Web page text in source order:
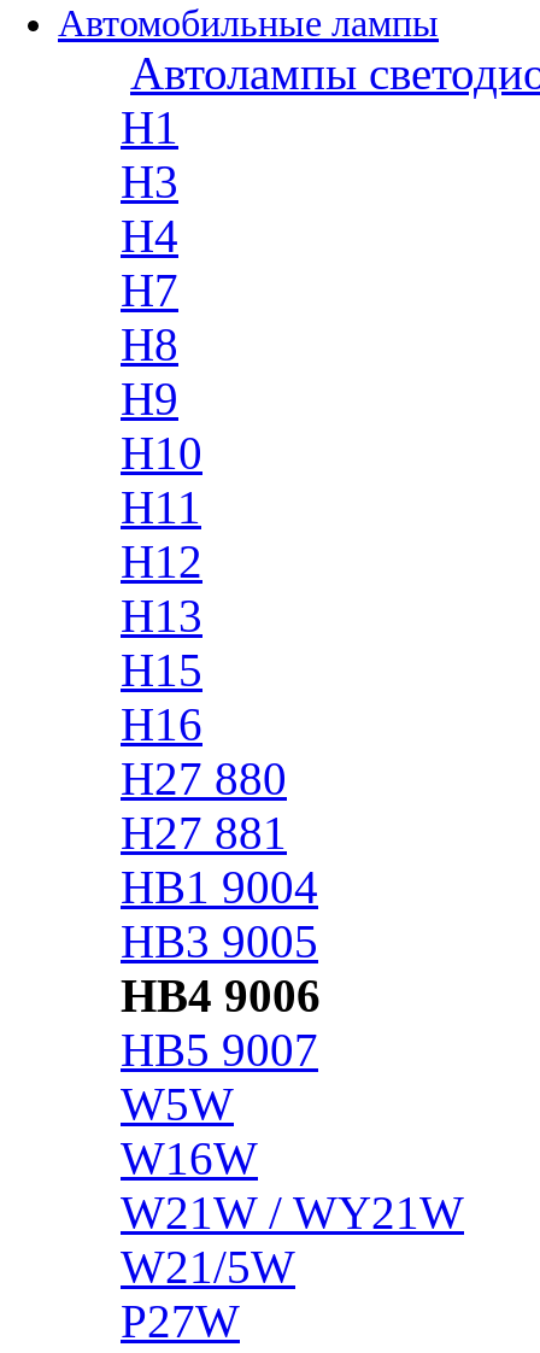
Автомобильные лампы
Автолампы
H1
H3
H4
H7
H8
H9
H10
H11
H12
H13
H15
H16
H27 880
H27 881
HB1 9004
HB3 9005
HB4 9006
HB5 9007
W5W
W16W
W21W / WY21W
W21/5W
P27W